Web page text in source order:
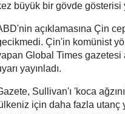
büyük bir gövde gösterisi
açıklamasına Çin
Çin'in komünist
Global Times
yayınladı.
Sullivan'ı 'koca
için daha fazla utanç